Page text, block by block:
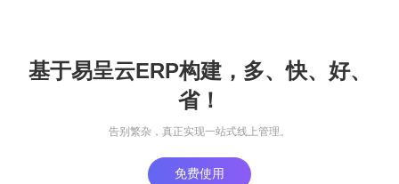
基于易呈云ERP构建，多、快、好、
省！
告别繁杂，真正实现一站式线上管理。
免费使用